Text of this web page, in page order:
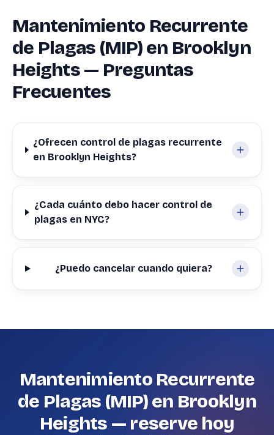
Mantenimiento Recurrente
de Plagas (MIP) en Brooklyn
Heights — Preguntas
Frecuentes
¿Ofrecen control de plagas recurrente
en Brooklyn Heights?
¿Cada cuánto debo hacer control de
plagas en NYC?
¿Puedo cancelar cuando quiera?
Mantenimiento Recurrente
de Plagas (MIP) en Brooklyn
Heights — reserve hoy